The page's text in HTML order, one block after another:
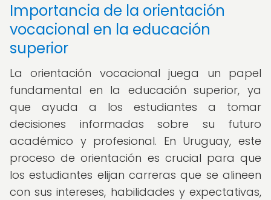
Importancia de la orientación
vocacional en la educación
superior
La orientación vocacional juega un papel
fundamental en la educación superior, ya
que ayuda a los estudiantes a tomar
decisiones informadas sobre su futuro
académico y profesional. En Uruguay, este
proceso de orientación es crucial para que
los estudiantes elijan carreras que se alineen
con sus intereses, habilidades y expectativas,